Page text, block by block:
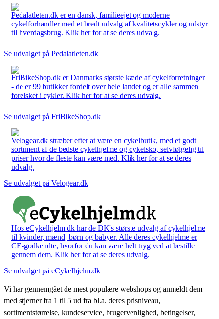
Pedalatleten.dk er en dansk, familieejet og moderne
cykelforhandler med et bredt udvalg af kvalitetscykler og udstyr
til hverdagsbrug. Klik her for at se deres udvalg.
Se udvalget på Pedalatleten.dk
FriBikeShop.dk er Danmarks største kæde af cykelforretninger
- de er 99 butikker fordelt over hele landet og er alle sammen
forelsket i cykler. Klik her for at se deres udvalg.
Se udvalget på FriBikeShop.dk
Velogear.dk stræber efter at være en cykelbutik, med et godt
sortiment af de bedste cykelhjelme og cykelsko, selvfølgelig til
priser hvor de fleste kan være med. Klik her for at se deres
udvalg.
Se udvalget på Velogear.dk
Hos eCykelhjelm.dk har de DK's største udvalg af cykelhjelme
til kvinder, mænd, børn og babyer. Alle deres cykelhjelme er
CE-godkendte, hvorfor du kan være helt tryg ved at bestille
gennem dem. Klik her for at se deres udvalg.
Se udvalget på eCykelhjelm.dk
Vi har gennemgået de mest populære webshops og anmeldt dem
med stjerner fra 1 til 5 ud fra bl.a. deres prisniveau,
sortimentstørrelse, kundeservice, brugervenlighed, betingelser,